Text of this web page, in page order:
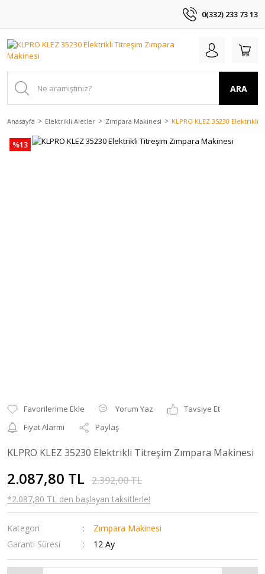
0(332) 233 73 13
ARA
Anasayfa Elektrikli Aletler Zımpara Makinesi KLPRO KLEZ 35230 Elektrikli
%13
Yorum Yaz
Tavsiye Et
Fiyat Alarmı
Paylaş
KLPRO KLEZ 35230 Elektrikli Titreşim Zımpara Makinesi
2.087,80 TL 2.392,00 TL
*2.087,80 TL den başlayan taksitlerle!
Kategori
Zımpara Makinesi
Garanti Süresi
12 Ay